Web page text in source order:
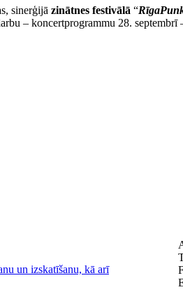
sinerģijā zinātnes festivālā “
– koncertprogrammu 28.
un izskatīšanu, kā arī